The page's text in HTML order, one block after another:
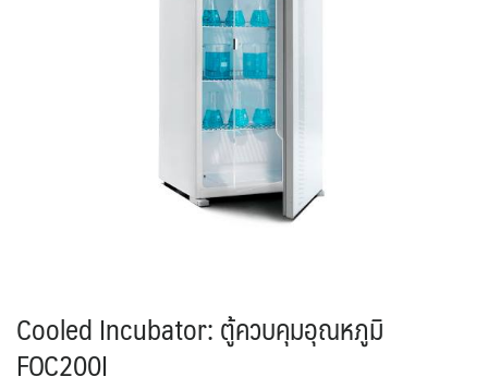
Cooled Incubator: ตู้ควบคุมอุณหภูมิ
FOC200I